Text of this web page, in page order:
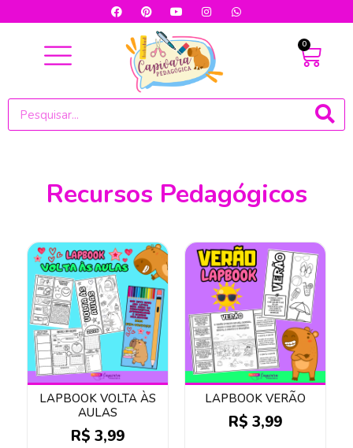
0
Recursos Pedagógicos
LAPBOOK VOLTA ÀS
AULAS
R$ 3,99
LAPBOOK VERÃO
R$ 3,99